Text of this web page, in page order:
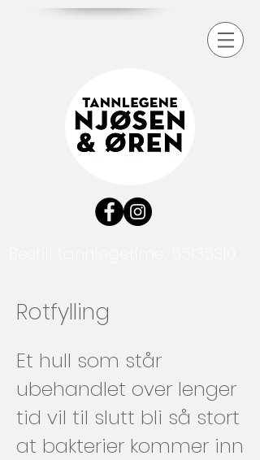
Rotfylling
Et hull som står
ubehandlet over lenger
tid vil til slutt bli så stort
at bakterier kommer inn